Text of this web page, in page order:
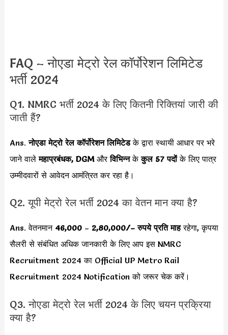
FAQ – नोएडा मेट्रो रेल कॉर्पोरेशन लिमिटेड
भर्ती 2024
Q1. NMRC भर्ती 2024 के लिए कितनी रिक्तियां जारी की
जाती हैं?
Ans.नोएडा मेट्रो रेल कॉर्पोरेशनलिमिटेडके द्वारा स्थायी आधार पर भरे
जाने वालेमहाप्रबंधक, DGMऔरविभिन्नकेकुल 57 पदोंके लिए पात्र
उम्मीदवारों से आवेदन आमंत्रित कर रहा है।
Q2. यूपी मेट्रो रेल भर्ती 2024 का वेतन मान क्या है?
Ans. वेतनमान 46,000– 2,80,000/– रुपये प्रति माहरहेगा, कृपया
सैलरी से संबंधित अधिक जानकारी के लिए आप इस NMRC
Recruitment 2024 का Official UP Metro Rail
Recruitment 2024 Notification को जरूर चेक करें।
Q3. नोएडा मेट्रो रेल भर्ती 2024 के लिए चयन प्रक्रिया
क्या है?